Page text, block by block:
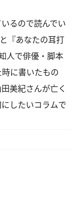
るので読んでい
『あなたの耳打
人で俳優・脚本
に書いたもの
美紀さんが亡く
したいコラムで